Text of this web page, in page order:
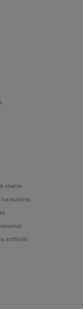
cliente
autores
artificial
Language
Deutsch